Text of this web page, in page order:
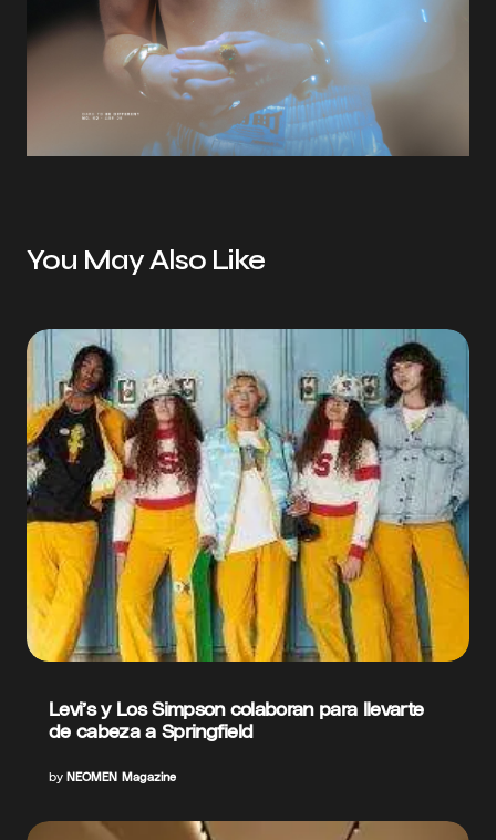
You May Also Like
Levi’s y Los Simpson colaboran para llevarte
de cabeza a Springfield
by NEOMEN Magazine